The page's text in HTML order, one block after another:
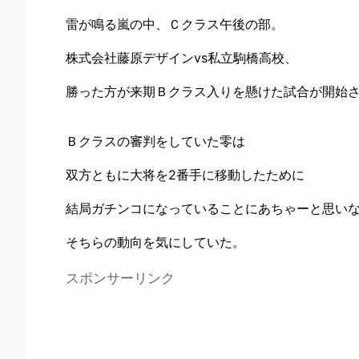
雷が鳴る嵐の中、Ｃクラス午後の部。
株式会社藤原デザインvs私立駒橋高校、
勝った方が来期Ｂクラス入りを懸けた試合が開始さ
Ｂクラスの審判をしていた零は
双方ともに大将を2番手に移動したために
結局ガチンコになっていることにあちゃーと思い
そちらの動向を気にしていた。
スポンサーリンク